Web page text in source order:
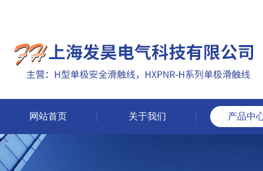
网站首页 关于我们 产品中